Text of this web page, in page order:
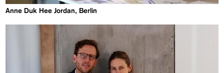
Anne Duk Hee Jordan, Berlin